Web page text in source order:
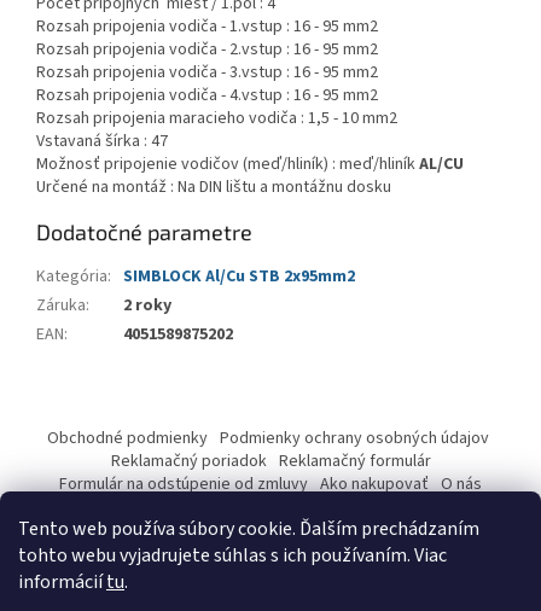
Tento web používa súbory cookie. Ďalším prechádzaním
tohto webu vyjadrujete súhlas s ich používaním. Viac
informáciítu.
Rozsah pripojenia vodiča - 1.vstup : 16 - 95 mm2
Rozsah pripojenia vodiča - 2.vstup : 16 - 95 mm2
Rozsah pripojenia vodiča - 3.vstup : 16 - 95 mm2
Rozsah pripojenia vodiča - 4.vstup : 16 - 95 mm2
Rozsah pripojenia maracieho vodiča : 1,5 - 10 mm2
Vstavaná šírka : 47
Možnosť pripojenie vodičov (meď/hliník) : meď/hliníkAL/CU
Určené na montáž : Na DIN lištu a montážnu dosku
Dodatočné parametre
Kategória: SIMBLOCK Al/Cu STB 2x95mm2
Záruka:
2 roky
EAN: 4051589875202
ä
Obchodné podmienky Podmienky ochrany osobných údajov
Reklamačný poriadok Reklamačný formulár
Formulár na odstúpenie od zmluvy Ako nakupovať O nás